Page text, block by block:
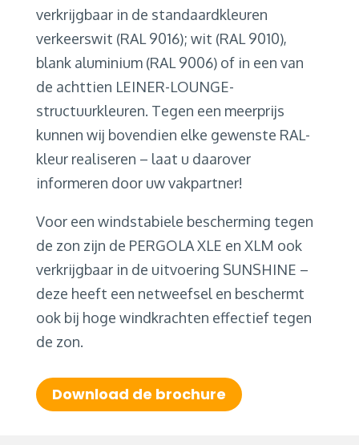
verkrijgbaar in de standaardkleuren
verkeerswit (RAL 9016); wit (RAL 9010),
blank aluminium (RAL 9006) of in een van
de achttien LEINER-LOUNGE-
structuurkleuren. Tegen een meerprijs
kunnen wij bovendien elke gewenste RAL-
kleur realiseren – laat u daarover
informeren door uw vakpartner!
Voor een windstabiele bescherming tegen
de zon zijn de PERGOLA XLE en XLM ook
verkrijgbaar in de uitvoering SUNSHINE –
deze heeft een netweefsel en beschermt
ook bij hoge windkrachten effectief tegen
de zon.
Download de brochure